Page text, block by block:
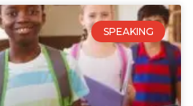
SPEAKING